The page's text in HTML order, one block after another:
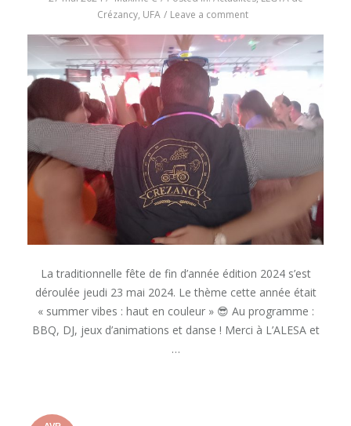
Crézancy, UFA Leave a commenton
de
fin
d’année
à
Crézac’
La traditionnelle fête de fin d’année édition 2024 s’est
déroulée jeudi 23 mai 2024. Le thème cette année était
« summer vibes : haut en couleur » 😎 Au programme :
BBQ, DJ, jeux d’animations et danse ! Merci à L’ALESA et
…